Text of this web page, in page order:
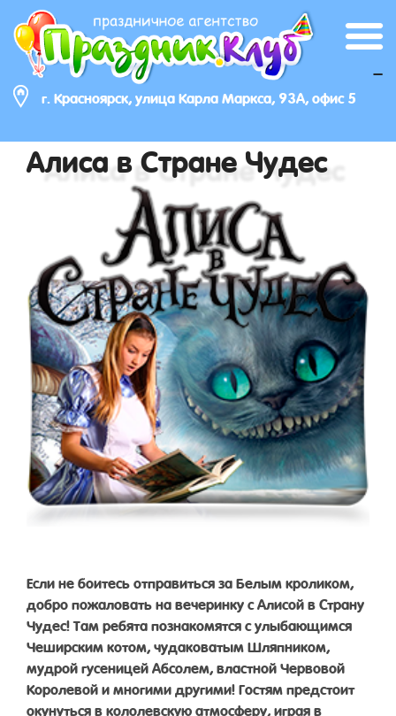
г. Красноярск, улица Карла Маркса, 93А, офис 5
_
Алиса в Стране Чудес
Если не боитесь отправиться за Белым кроликом,
добро пожаловать на вечеринку с Алисой в Страну
Чудес! Там ребята познакомятся с улыбающимся
Чеширским котом, чудаковатым Шляпником,
мудрой гусеницей Абсолем, властной Червовой
Королевой и многими другими! Гостям предстоит
окунуться в кололевскую атмосферу, играя в